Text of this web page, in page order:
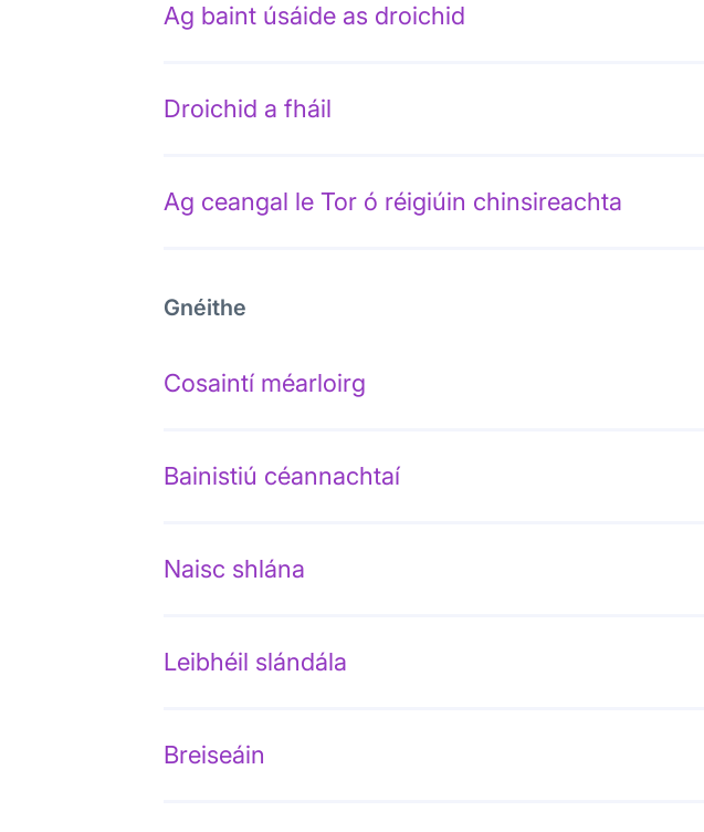
Ag baint úsáide as droichid
Droichid a fháil
Ag ceangal le Tor ó réigiúin chinsireachta
Gnéithe
Cosaintí méarloirg
Bainistiú céannachtaí
Naisc shlána
Leibhéil slándála
Breiseáin